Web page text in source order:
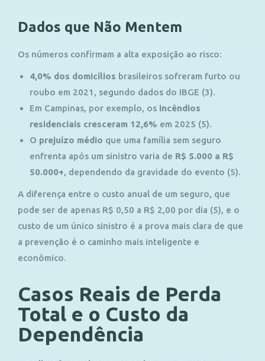
Dados que Não Mentem
Os números confirmam a alta exposição ao risco:
4,0% dos domicílios brasileiros sofreram furto ou
roubo em 2021, segundo dados do IBGE (3).
Em Campinas, por exemplo, os incêndios
residenciais cresceram 12,6% em 2025 (5).
O prejuízo médio que uma família sem seguro
enfrenta após um sinistro varia de R$ 5.000 a R$
50.000+, dependendo da gravidade do evento (5).
A diferença entre o custo anual de um seguro, que
pode ser de apenas R$ 0,50 a R$ 2,00 por dia (5), e o
custo de um único sinistro é a prova mais clara de que
a prevenção é o caminho mais inteligente e
econômico.
Casos Reais de Perda
Total e o Custo da
Dependência